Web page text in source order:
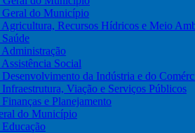
Geral do Município
Agricultura, Recursos Hídricos e Meio
Administração
Social
Desenvolvimento da Indústria e do
Infraestrutura, Viação e Serviços Públicos
e Planejamento
do Município
Educação